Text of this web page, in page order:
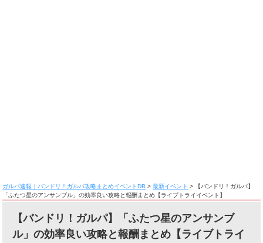
ガルパ速報｜バンドリ！ガルパ攻略まとめイベントDB >最新イベント >
【バンドリ！ガルパ】
「ふたつ星のアンサンブル」の効率良い攻略と報酬まとめ【ライブトライイベント】
【バンドリ！ガルパ】「ふたつ星のアンサンブ
ル」の効率良い攻略と報酬まとめ【ライブトライ